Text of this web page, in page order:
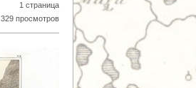
1 страница
329 просмотров